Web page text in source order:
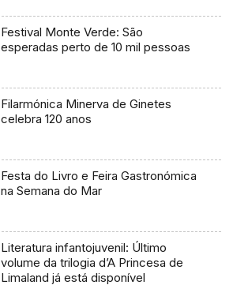
Festival Monte Verde: São
esperadas perto de 10 mil pessoas
Filarmónica Minerva de Ginetes
celebra 120 anos
Festa do Livro e Feira Gastronómica
na Semana do Mar
Literatura infantojuvenil: Último
volume da trilogia d’A Princesa de
Limaland já está disponível